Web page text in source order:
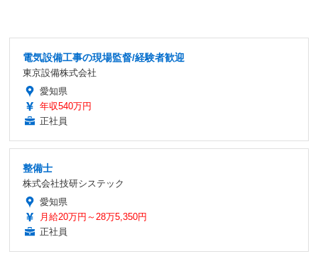
電気設備工事の現場監督/経験者歓迎
東京設備株式会社
愛知県
年収540万円
正社員
整備士
株式会社技研システック
愛知県
月給20万円～28万5,350円
正社員